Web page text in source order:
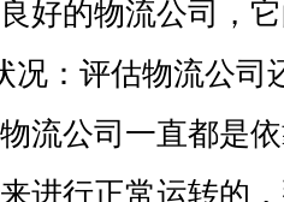
好的物流公司，
况：评估物流公司
流公司一直都是
进行正常运转的